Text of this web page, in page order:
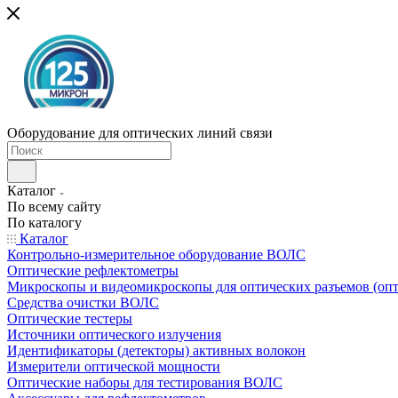
Оборудование для оптических линий связи
Каталог
По всему сайту
По каталогу
Каталог
Контрольно-измерительное оборудование ВОЛС
Оптические рефлектометры
Микроскопы и видеомикроскопы для оптических разъемов
Средства очистки ВОЛС
Оптические тестеры
Источники оптического излучения
Идентификаторы (детекторы) активных волокон
Измерители оптической мощности
Оптические наборы для тестирования ВОЛС